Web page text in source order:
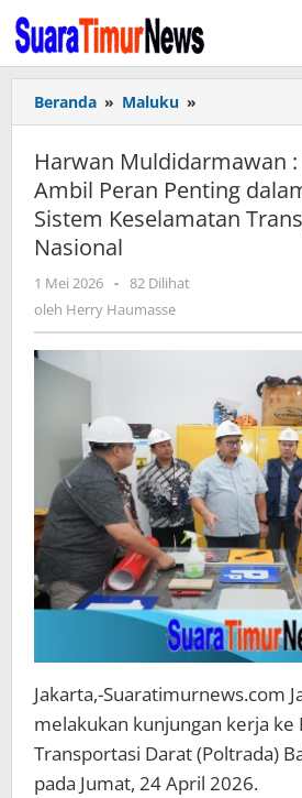
Lewati
ke
konten
Beranda » Maluku »
Poltrada
Bali
Ambil
Sistem
Keselamatan
Transportasi
Nasional
Harwan Muldidarmawan
Ambil Peran Penting
Sistem Keselamatan
Nasional
1 Mei 2026 oleh
Herry
- 82 Dilihat
oleh Herry Haumasse
Jakarta,-Suaratimurnews.com
melakukan kunjungan kerja ke
Transportasi Darat (Poltrada)
pada Jumat, 24 April 2026.